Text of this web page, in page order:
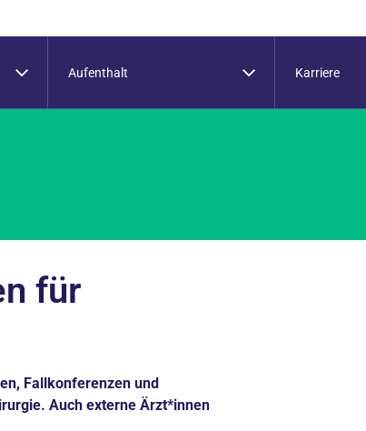
Aufenthalt Karriere
für
Fallkonferenzen und
Auch externe Ärzt*innen